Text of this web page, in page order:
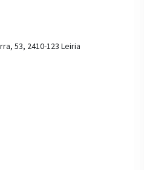
53, 2410-123 Leiria